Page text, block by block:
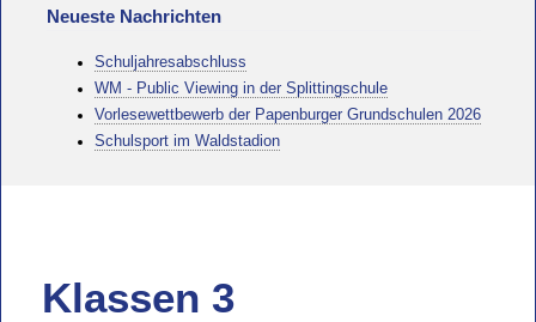
Neueste Nachrichten
Schuljahresabschluss
WM - Public Viewing in der Splittingschule
Vorlesewettbewerb der Papenburger Grundschulen 2026
Schulsport im Waldstadion
Klassen 3